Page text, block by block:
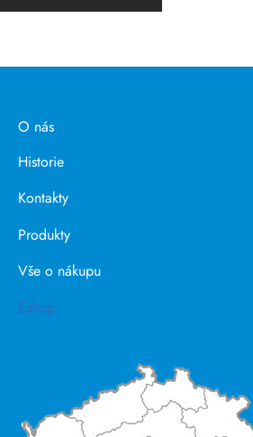
O nás
Historie
Kontakty
Produkty
Vše o nákupu
Eshop